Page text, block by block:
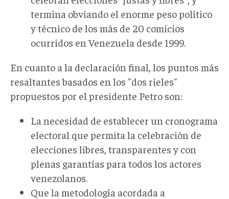
termina obviando el enorme peso político
y técnico de los más de 20 comicios
ocurridos en Venezuela desde 1999.
En cuanto a la declaración final, los puntos más
resaltantes basados en los "dos rieles"
propuestos por el presidente Petro son:
La necesidad de establecer un cronograma
electoral que permita la celebración de
elecciones libres, transparentes y con
plenas garantías para todos los actores
venezolanos.
Que la metodología acordada a